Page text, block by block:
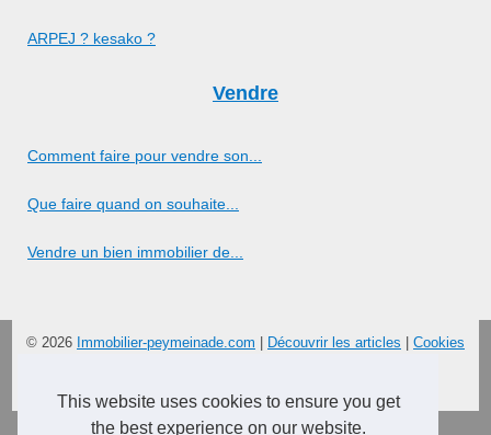
This website uses cookies to ensure you get
the best experience on our website.
ARPEJ ? kesako ?
Vendre
Comment faire pour vendre son...
Que faire quand on souhaite...
Vendre un bien immobilier de...
© 2026 Immobilier-peymeinade.com Découvrir les articles
Cookies